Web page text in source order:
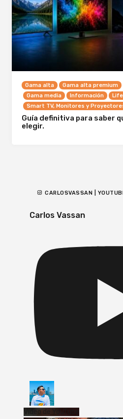
Gama alta Gama alta premium
Gama media
Información
Smart TV, Monitores y
Guía definitiva para saber
elegir.
CARLOSVASSAN |
Carlos Vassan
Vídeo de YouTube